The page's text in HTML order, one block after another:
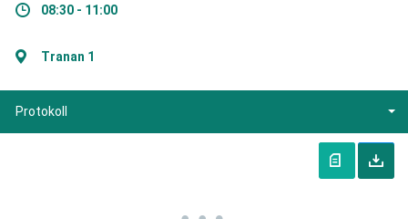
08:30 - 11:00
Tranan 1
Protokoll